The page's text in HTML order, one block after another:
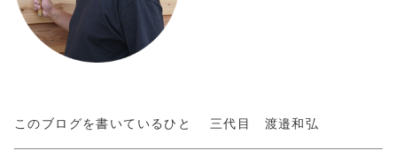
このブログを書いているひと 三代目 渡邉和弘